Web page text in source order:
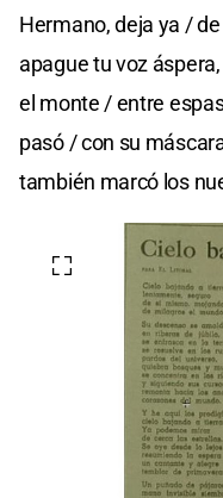
Hermano, deja ya /
apague tu voz
el monte / entre
pasó / con su
también marcó los